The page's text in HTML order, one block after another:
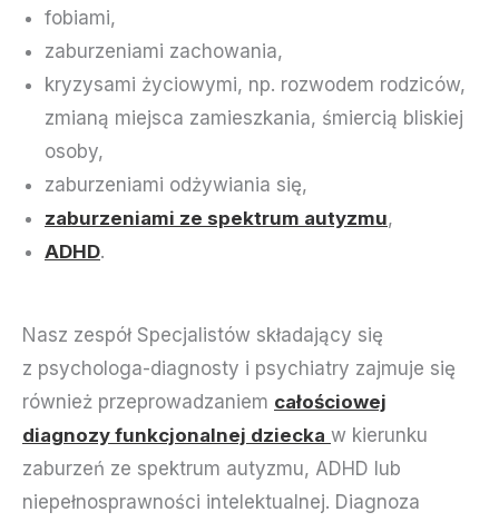
fobiami,
zaburzeniami zachowania,
kryzysami życiowymi, np. rozwodem rodziców,
zmianą miejsca zamieszkania, śmiercią bliskiej
osoby,
zaburzeniami odżywiania się,
zaburzeniami ze spektrum autyzmu,
ADHD.
Nasz zespół Specjalistów składający się
z psychologa-diagnosty i psychiatry zajmuje się
również przeprowadzaniem całościowej
diagnozy funkcjonalnej dziecka w kierunku
zaburzeń ze spektrum autyzmu, ADHD lub
niepełnosprawności intelektualnej. Diagnoza